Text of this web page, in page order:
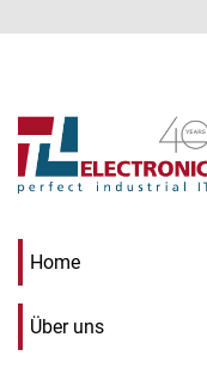
Home
Über uns